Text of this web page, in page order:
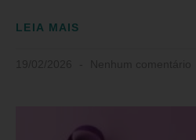
LEIA MAIS